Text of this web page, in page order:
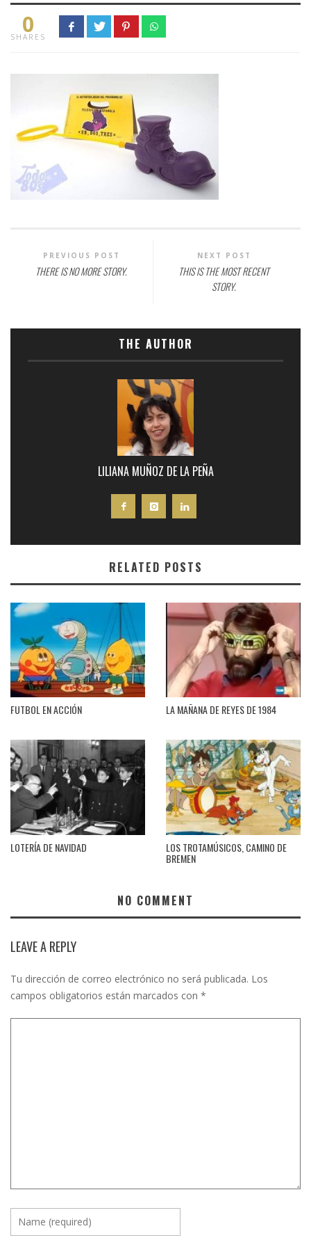
0
SHARES
PREVIOUS POST
THERE IS NO MORE STORY.
NEXT POST
THIS IS THE MOST RECENT
STORY.
THE AUTHOR
LILIANA MUÑOZ DE LA PEÑA
RELATED POSTS
FUTBOL EN ACCIÓN LA MAÑANA DE REYES DE 1984
LOTERÍA DE NAVIDAD LOS TROTAMÚSICOS, CAMINO DE
BREMEN
NO COMMENT
LEAVE A REPLY
Tu dirección de correo electrónico no será publicada. Los
campos obligatorios están marcados con *